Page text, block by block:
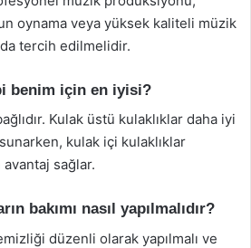
oynama veya yüksek kaliteli müzik
tercih edilmelidir.
benim için en iyisi?
Kulak üstü kulaklıklar daha iyi
kulak içi kulaklıklar
avantaj sağlar.
bakımı nasıl yapılmalıdır?
düzenli olarak yapılmalı ve